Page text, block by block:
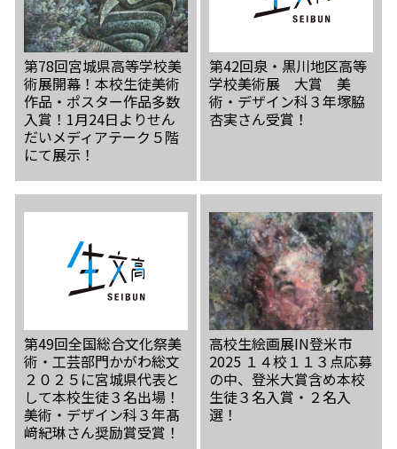
第78回宮城県高等学校美
術展開幕！本校生徒美術
作品・ポスター作品多数
入賞！1月24日よりせん
だいメディアテーク５階
にて展示！
第42回泉・黒川地区高等
学校美術展 大賞 美
術・デザイン科３年塚脇
杏実さん受賞！
第49回全国総合文化祭美
術・工芸部門かがわ総文
２０２５に宮城県代表と
して本校生徒３名出場！
美術・デザイン科３年髙
﨑紀琳さん奨励賞受賞！
高校生絵画展IN登米市
2025 １４校１１３点応募
の中、登米大賞含め本校
生徒３名入賞・２名入
選！